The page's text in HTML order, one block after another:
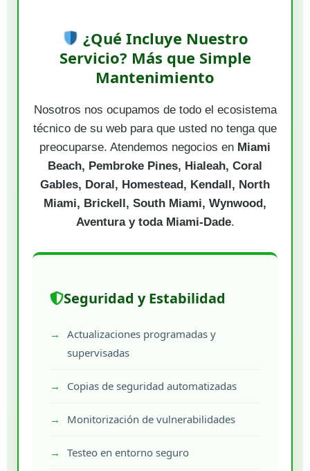
¿Qué Incluye Nuestro
Servicio? Más que Simple
Mantenimiento
Nosotros nos ocupamos de todo el ecosistema
técnico de su web para que usted no tenga que
preocuparse. Atendemos negocios en Miami
Beach, Pembroke Pines, Hialeah, Coral
Gables, Doral, Homestead, Kendall, North
Miami, Brickell, South Miami, Wynwood,
Aventura y toda Miami-Dade.
Seguridad y Estabilidad
Actualizaciones programadas y
supervisadas
Copias de seguridad automatizadas
Monitorización de vulnerabilidades
Testeo en entorno seguro